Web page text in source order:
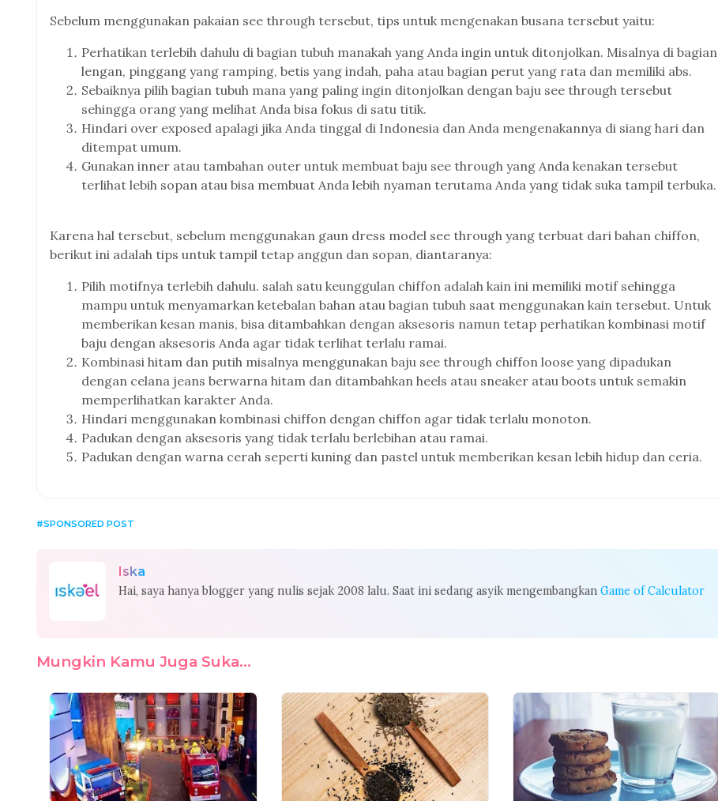
Sebelum menggunakan pakaian see through tersebut, tips untuk mengenakan busana tersebut yaitu:
Perhatikan terlebih dahulu di bagian tubuh manakah yang Anda ingin untuk ditonjolkan. Misalnya di bagian
lengan, pinggang yang ramping, betis yang indah, paha atau bagian perut yang rata dan memiliki abs.
Sebaiknya pilih bagian tubuh mana yang paling ingin ditonjolkan dengan baju see through tersebut
sehingga orang yang melihat Anda bisa fokus di satu titik.
Hindari over exposed apalagi jika Anda tinggal di Indonesia dan Anda mengenakannya di siang hari dan
ditempat umum.
Gunakan inner atau tambahan outer untuk membuat baju see through yang Anda kenakan tersebut
terlihat lebih sopan atau bisa membuat Anda lebih nyaman terutama Anda yang tidak suka tampil terbuka.
Karena hal tersebut, sebelum menggunakan gaun dress model see through yang terbuat dari bahan chiffon,
berikut ini adalah tips untuk tampil tetap anggun dan sopan, diantaranya:
Pilih motifnya terlebih dahulu. salah satu keunggulan chiffon adalah kain ini memiliki motif sehingga
mampu untuk menyamarkan ketebalan bahan atau bagian tubuh saat menggunakan kain tersebut. Untuk
memberikan kesan manis, bisa ditambahkan dengan aksesoris namun tetap perhatikan kombinasi motif
baju dengan aksesoris Anda agar tidak terlihat terlalu ramai.
Kombinasi hitam dan putih misalnya menggunakan baju see through chiffon loose yang dipadukan
dengan celana jeans berwarna hitam dan ditambahkan heels atau sneaker atau boots untuk semakin
memperlihatkan karakter Anda.
Hindari menggunakan kombinasi chiffon dengan chiffon agar tidak terlalu monoton.
Padukan dengan aksesoris yang tidak terlalu berlebihan atau ramai.
Padukan dengan warna cerah seperti kuning dan pastel untuk memberikan kesan lebih hidup dan ceria.
SPONSORED POST
Iska
Hai, saya hanya blogger yang nulis sejak 2008 lalu. Saat ini sedang asyik mengembangkan Game of Calculator
Mungkin Kamu Juga Suka...